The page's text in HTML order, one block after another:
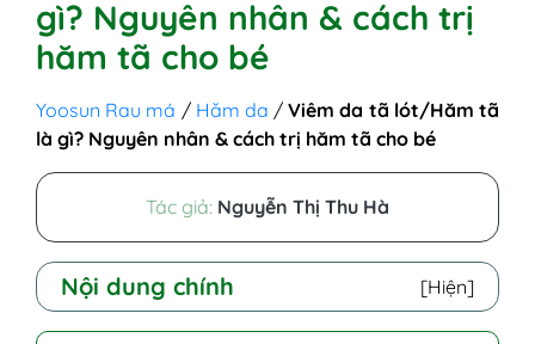
gì? Nguyên nhân & cách trị
hăm tã cho bé
Yoosun Rau má / Hăm da /Viêm da tã lót/Hăm tã
là gì? Nguyên nhân & cách trị hăm tã cho bé
Tác giả: Nguyễn Thị Thu Hà
Nội dung chính [Hiện]